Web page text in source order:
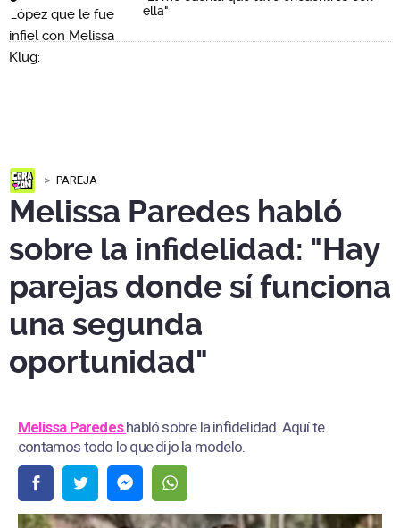
ella"
PAREJA
Melissa Paredes habló
sobre la infidelidad: "Hay
parejas donde sí funciona
una segunda
oportunidad"
Melissa Paredeshabló sobre la infidelidad. Aquí te
contamos todo lo que dijo la modelo.